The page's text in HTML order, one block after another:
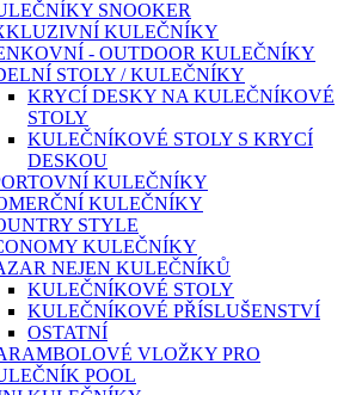
SNOOKER
KULEČNÍKY
- OUTDOOR KULEČNÍKY
STOLY / KULEČNÍKY
KRYCÍ DESKY NA KULEČNÍKOVÉ
STOLY
KULEČNÍKOVÉ STOLY S KRYCÍ
DESKOU
KULEČNÍKY
KULEČNÍKY
STYLE
KULEČNÍKY
NEJEN KULEČNÍKŮ
KULEČNÍKOVÉ STOLY
KULEČNÍKOVÉ PŘÍSLUŠENSTVÍ
OSTATNÍ
VLOŽKY PRO
POOL